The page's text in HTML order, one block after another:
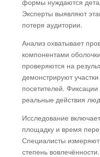
формы нуждаются
Эксперты выявляют
потеря аудитории.
Анализ охватывает
компонентами
проверяются на
демонстрируют
посетителей.
реальные действия
Исследование
площадку и время
Специалисты
степень